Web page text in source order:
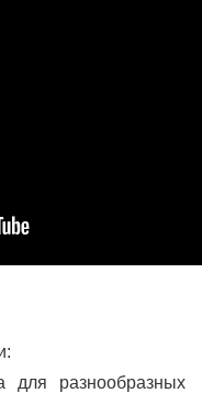
для разнообразных